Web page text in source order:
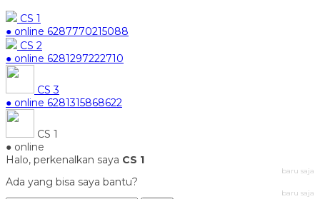
CS 1
● online 6287770215088
CS 2
● online 6281297222710
CS 3
● online 6281315868622
CS 1
● online
Halo, perkenalkan saya CS 1
baru saja
Ada yang bisa saya bantu?
baru saja